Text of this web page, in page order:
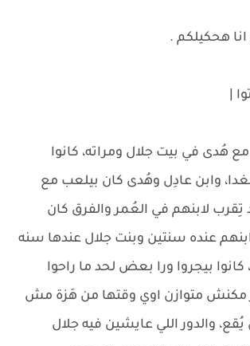
هحكيلكم .
هُدى في بيت جلال ومراته، كانوا
وابن عادِل وهُدى كان بيلعب مع
تِقرب لابنهم في العُمر والفرق كان
عنده سنتين وبنت جلال عندها سنه
كانوا بيجروا ورا بعض لحد ما راحوا
مكنش متوازن اوي وقتها من هَزة مش
والدور اللي عايشين فيه جلال